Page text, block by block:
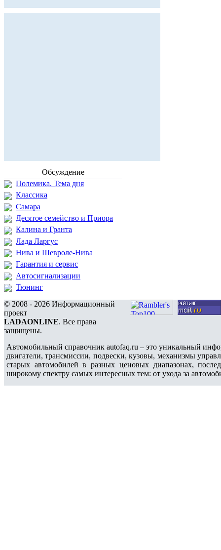
Обсуждение
Полемика. Тема дня
Классика
Самара
Десятое семейство и Приора
Калина и Гранта
Лада Ларгус
Нива и Шевроле-Нива
Гарантия и сервис
Автосигнализации
Тюнинг
© 2008 - 2026 Информационный
проект
LADAONLINE. Все права
защищены.
Автомобильный справочник autofaq.ru – это уникальный
двигатели, трансмиссии, подвески, кузовы, механизмы
старых автомобилей в разных ценовых диапазонах,
широкому спектру самых интересных тем: от ухода за